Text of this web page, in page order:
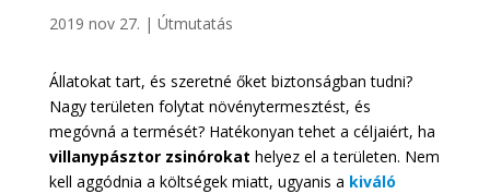
2019 nov 27. | Útmutatás
Állatokat tart, és szeretné őket biztonságban tudni?
Nagy területen folytat növénytermesztést, és
megóvná a termését? Hatékonyan tehet a céljaiért, ha
villanypásztor zsinórokat helyez el a területen. Nem
kell aggódnia a költségek miatt, ugyanis a kiváló